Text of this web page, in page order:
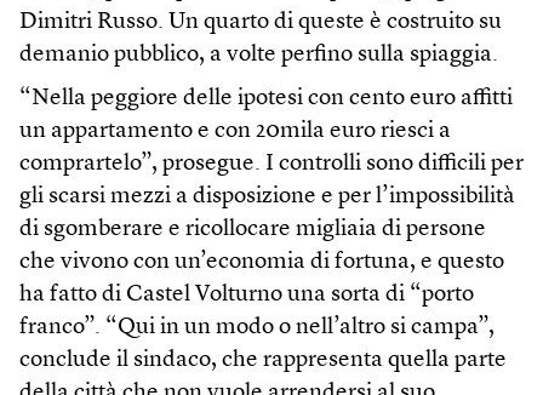
Dimitri Russo. Un quarto di queste è costruito su
demanio pubblico, a volte perfino sulla spiaggia.
“Nella peggiore delle ipotesi con cento euro affitti
un appartamento e con 20mila euro riesci a
comprartelo”, prosegue. I controlli sono difficili per
gli scarsi mezzi a disposizione e per l’impossibilità
di sgomberare e ricollocare migliaia di persone
che vivono con un’economia di fortuna, e questo
ha fatto di Castel Volturno una sorta di “porto
franco”. “Qui in un modo o nell’altro si campa”,
conclude il sindaco, che rappresenta quella parte